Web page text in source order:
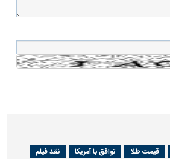
قیمت طلا توافق با آمریکا
نقد فیلم